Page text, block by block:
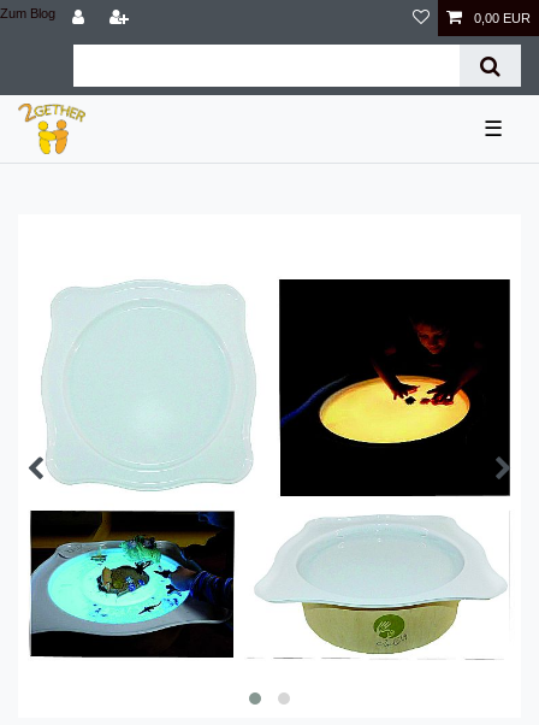
Zum Blog 0,00 EUR
☰